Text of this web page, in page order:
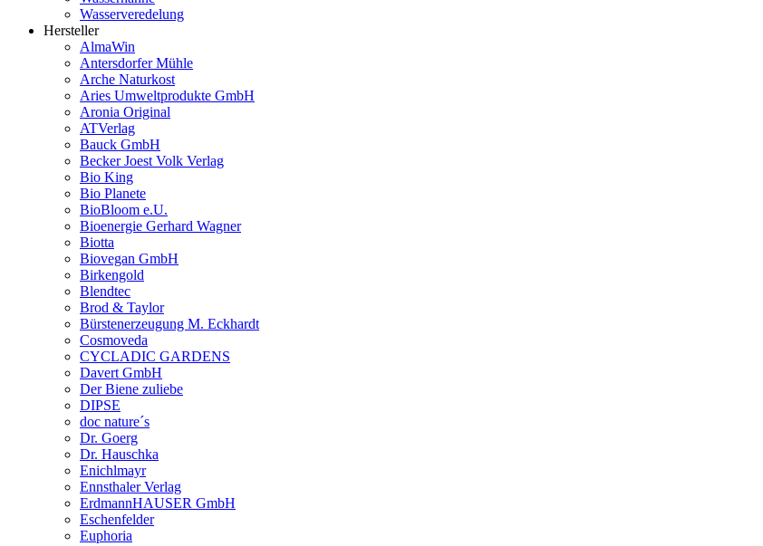
Wasserveredelung
Hersteller
AlmaWin
Antersdorfer Mühle
Arche Naturkost
Aries Umweltprodukte GmbH
Aronia Original
ATVerlag
Bauck GmbH
Becker Joest Volk Verlag
Bio King
Bio Planete
BioBloom e.U.
Bioenergie Gerhard Wagner
Biotta
Biovegan GmbH
Birkengold
Blendtec
Brod & Taylor
Bürstenerzeugung M. Eckhardt
Cosmoveda
CYCLADIC GARDENS
Davert GmbH
Der Biene zuliebe
DIPSE
doc nature´s
Dr. Goerg
Dr. Hauschka
Enichlmayr
Ennsthaler Verlag
ErdmannHAUSER GmbH
Eschenfelder
Euphoria